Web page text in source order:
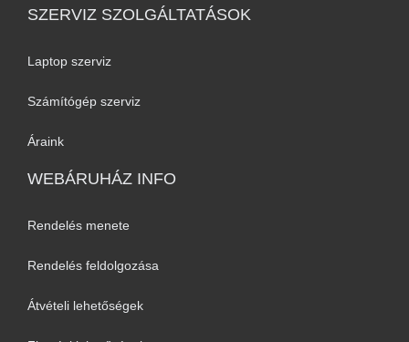
SZERVIZ SZOLGÁLTATÁSOK
Laptop szerviz
Számítógép szerviz
Áraink
WEBÁRUHÁZ INFO
Rendelés menete
Rendelés feldolgozása
Átvételi lehetőségek